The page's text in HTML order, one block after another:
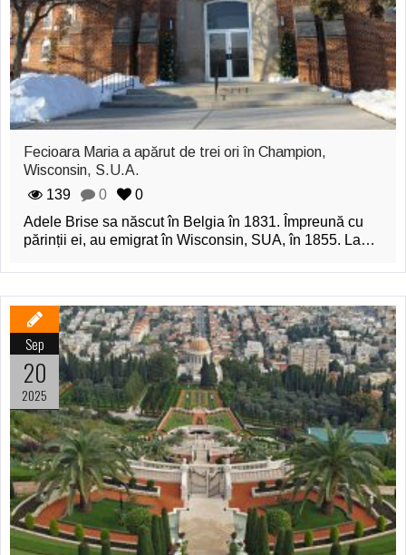
Fecioara Maria a apărut de trei ori în Champion,
Wisconsin, S.U.A.
139
0
0
Adele Brise sa născut în Belgia în 1831. Împreună cu
părinții ei, au emigrat în Wisconsin, SUA, în 1855. La…
Sep
20
2025